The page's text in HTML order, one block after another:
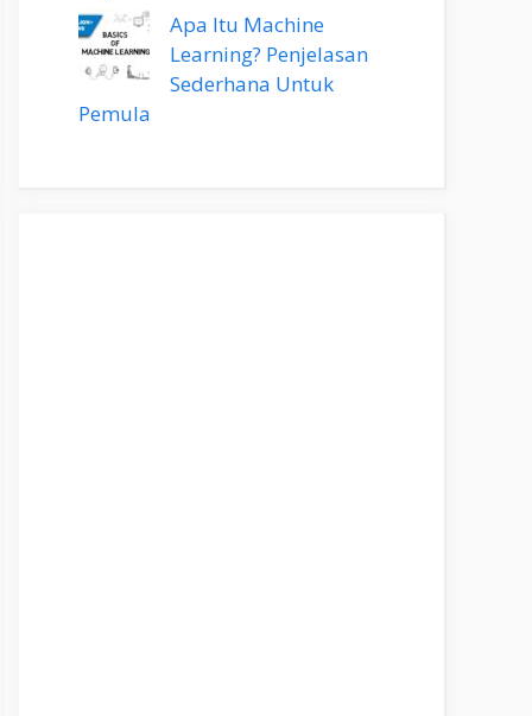
Apa Itu Machine
Learning? Penjelasan
Sederhana Untuk
Pemula